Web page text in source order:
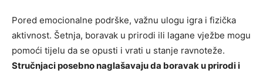
Pored emocionalne podrške, važnu ulogu igra i fizička
aktivnost. Šetnja, boravak u prirodi ili lagane vježbe mogu
pomoći tijelu da se opusti i vrati u stanje ravnoteže.
Stručnjaci posebno naglašavaju da boravak u prirodi i